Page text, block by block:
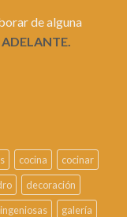
de alguna
ADELANTE.
cocina
cocinar
decoración
galería